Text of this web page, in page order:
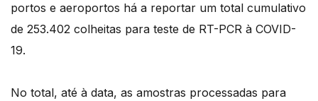
portos e aeroportos há a reportar um total cumulativo
de 253.402 colheitas para teste de RT-PCR à COVID-
19.
No total, até à data, as amostras processadas para